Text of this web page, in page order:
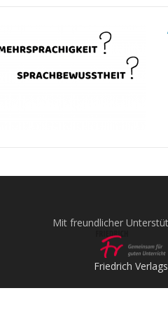
Mit freundlicher
Friedrich Verlags